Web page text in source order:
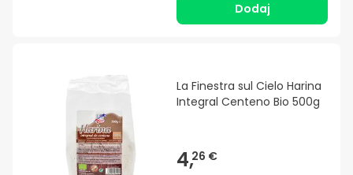
Dodaj
La Finestra sul Cielo Harina
Integral Centeno Bio 500g
4,26 €